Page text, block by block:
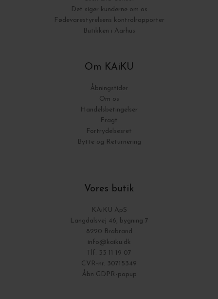
Det siger kunderne om os
Fødevarestyrelsens kontrolrapporter
Butikken i Aarhus
Om KAiKU
Åbningstider
Om os
Handelsbetingelser
Fragt
Fortrydelsesret
Bytte og Returnering
Vores butik
KAiKU ApS
Langdalsvej 46, bygning 7
8220 Brabrand
info@kaiku.dk
Tlf. 33 11 19 07
CVR-nr. 30715349
Åbn GDPR-popup